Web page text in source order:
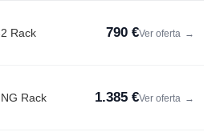
Rack 790 €Ver oferta →
Rack 1.385 €Ver oferta →